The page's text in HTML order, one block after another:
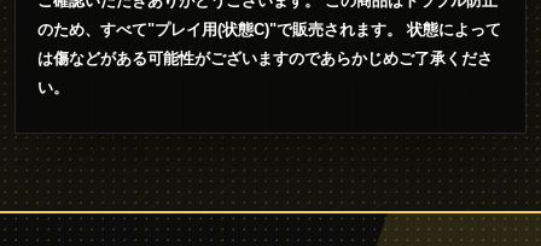
のため、すべて"プレイ用(状態C)"で販売されます。 状態によって
は傷などがある可能性がございますのであらかじめご了承くださ
い。